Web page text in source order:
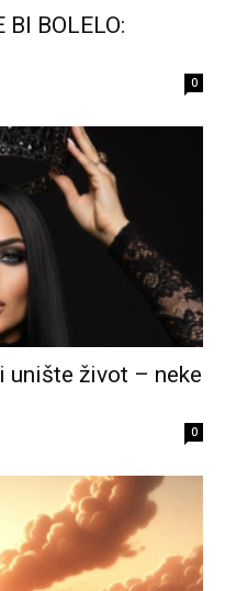
BOLELO:
0
unište život – neke
0